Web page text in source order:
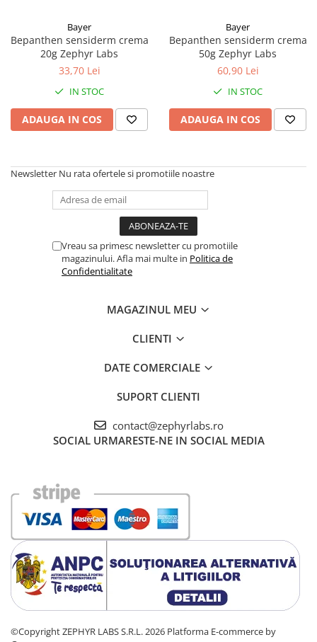
Bayer
Bepanthen sensiderm crema
20g Zephyr Labs
33,70 Lei
IN STOC
ADAUGA IN COS
Bayer
Bepanthen sensiderm crema
50g Zephyr Labs
60,90 Lei
IN STOC
ADAUGA IN COS
Newsletter Nu rata ofertele si promotiile noastre
Vreau sa primesc newsletter cu promotiile
magazinului. Afla mai multe in Politica de
Confidentialitate
MAGAZINUL MEU
CLIENTI
DATE COMERCIALE
SUPORT CLIENTI
contact@zephyrlabs.ro
SOCIAL URMARESTE-NE IN SOCIAL MEDIA
©Copyright ZEPHYR LABS S.R.L. 2026 Platforma E-commerce by